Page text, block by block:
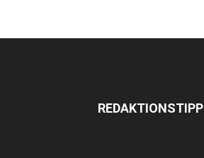
REDAKTIONSTIPP